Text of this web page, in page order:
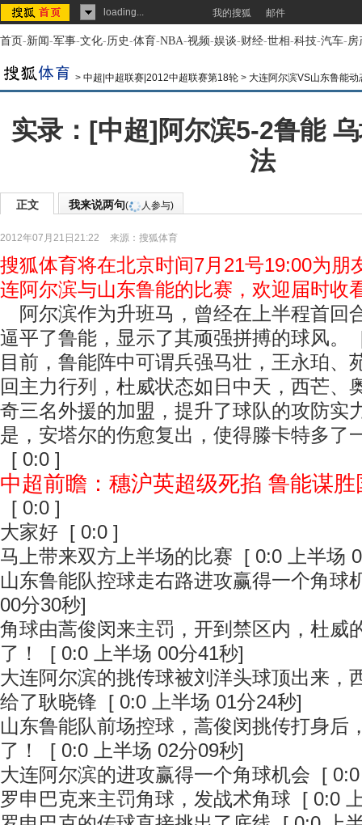
loading... 我的搜狐 邮件
首页-新闻-军事-文化-历史-体育-NBA-视频-娱谈-财经-世相-科技-汽车-房
> 中超|中超联赛|2012中超联赛第18轮 > 大连阿尔滨VS山东鲁能动
实录：[中超]阿尔滨5-2鲁能
法
正文 我来说两句( 人参与)
2012年07月21日21:22 来源： 搜狐体育
搜狐体育将在北京时间7月21号19:00为朋
连阿尔滨与山东鲁能的比赛，欢迎届时收
阿尔滨作为升班马，曾经在上半程首回
逼平了鲁能，显示了其顽强拼搏的球风。
目前，鲁能阵中可谓兵强马壮，王永珀、
回主力行列，杜威状态如日中天，西芒、
奇三名外援的加盟，提升了球队的攻防实
是，安塔尔的伤愈复出，使得滕卡特多了
[ 0:0 ]
中超前瞻：穗沪英超级死掐 鲁能谋
[ 0:0 ]
大家好 [ 0:0 ]
马上带来双方上半场的比赛 [ 0:0 上半场
山东鲁能队控球走右路进攻赢得一个角球
00分30秒]
角球由蒿俊闵来主罚，开到禁区内，杜威
了！
[ 0:0 上半场 00分41秒]
大连阿尔滨的挑传球被刘洋头球顶出来，
给了耿晓锋 [ 0:0 上半场 01分24秒]
山东鲁能队前场控球，蒿俊闵挑传打身后
了！
[ 0:0 上半场 02分09秒]
大连阿尔滨的进攻赢得一个角球机会 [
罗申巴克来主罚角球，发战术角球 [ 0:0